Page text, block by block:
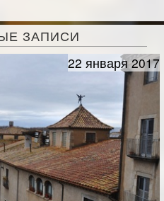
ЗАПИСИ
22 января 2017